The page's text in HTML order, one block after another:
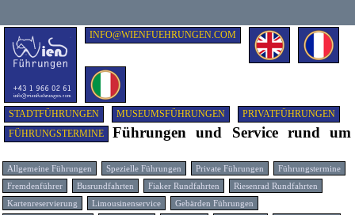
INFO@WIENFUEHRUNGEN.COM
STADTFÜHRUNGEN MUSEUMSFÜHRUNGEN
PRIVATFÜHRUNGEN
FÜHRUNGSTERMINE
Allgemeine Führungen Spezielle Führungen Private Führungen
Führungstermine
Fremdenführer
Busrundfahrten Fiaker Rundfahrten
Riesenrad Rundfahrten
Kartenreservierung
Limousinenservice
Gebärden Führungen
Führungen und Service rund um